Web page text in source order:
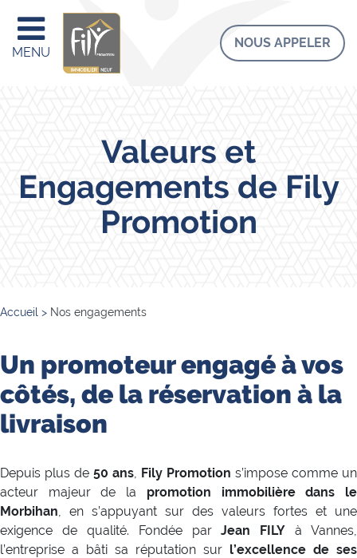
MENU
NOUS APPELER
Valeurs et
Engagements de Fily
Promotion
Accueil > Nos engagements
Un promoteur engagé à vos
côtés, de la réservation à la
livraison
Depuis plus de 50 ans, Fily Promotion s’impose comme un
acteur majeur de la promotion immobilière dans le
Morbihan, en s’appuyant sur des valeurs fortes et une
exigence de qualité. Fondée parJean FILY à Vannes,
l’entreprise a bâti sa réputation sur l’excellence de ses